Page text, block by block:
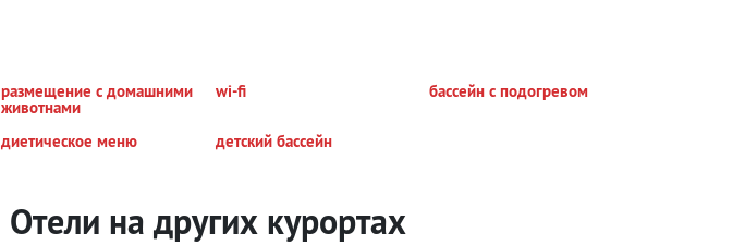
размещение с домашними
животнами
wi-fi бассейн с подогревом
диетическое меню детский бассейн
Отели на других курортах